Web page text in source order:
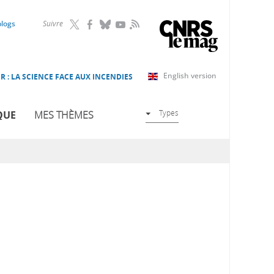
Suivre RSS
English version
: LA SCIENCE FACE AUX INCENDIES
MES THÈMES Types